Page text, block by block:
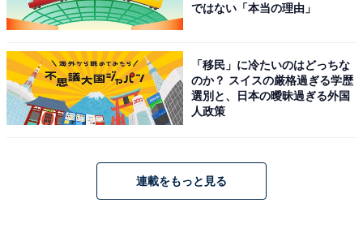
ではない「本当の理由」
「移民」に冷たいのはどっちな
のか？ スイスの厳格過ぎる学歴
選別と、日本の曖昧過ぎる外国
人政策
連載をもっと見る